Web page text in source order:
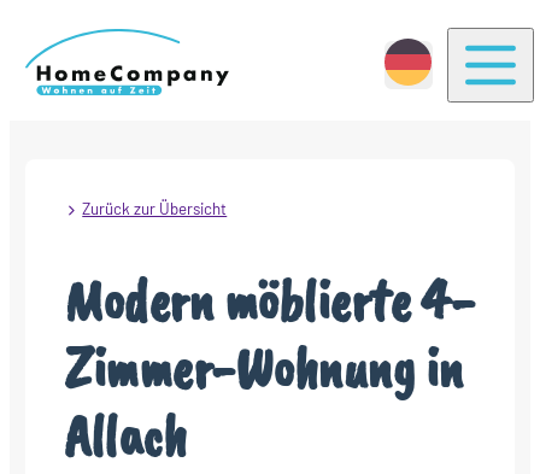
Zurück zur Übersicht
Modern möblierte 4-
Zimmer-Wohnung in
Allach